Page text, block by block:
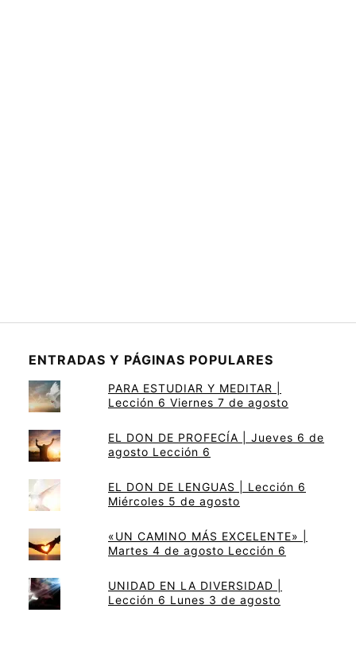
ENTRADAS Y PÁGINAS POPULARES
PARA ESTUDIAR Y MEDITAR |
Lección 6 Viernes 7 de agosto
EL DON DE PROFECÍA | Jueves 6 de
agosto Lección 6
EL DON DE LENGUAS | Lección 6
Miércoles 5 de agosto
«UN CAMINO MÁS EXCELENTE» |
Martes 4 de agosto Lección 6
UNIDAD EN LA DIVERSIDAD |
Lección 6 Lunes 3 de agosto